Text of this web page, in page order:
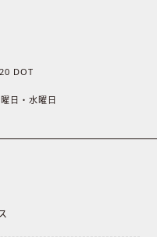
DOT
日・水曜日